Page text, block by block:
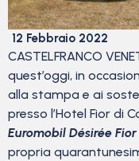
12 Febbraio 2022
CASTELFRANCO
quest’oggi, in
alla stampa e ai
presso l’Hotel Fior di
Euromobil Désirée Fior
propria